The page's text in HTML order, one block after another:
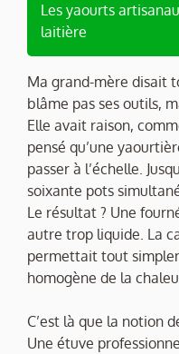
Les yaourts
laitière
Ma grand-mère disait
blâme pas ses outils,
Elle avait raison,
pensé qu’une
passer à l’échelle.
soixante pots
Le résultat ? Une
autre trop liquide. La
permettait tout
homogène de la
C’est là que la notion
Une étuve